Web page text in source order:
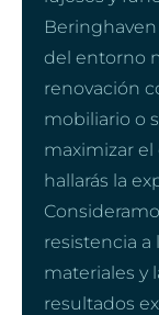
del entorno
renovación
mobiliario o
maximizar el
hallarás la
resistencia
materiales y
resultados